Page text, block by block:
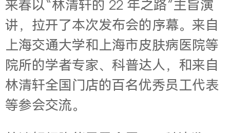
来春以“林清轩的 22 年之路”主旨演
讲，拉开了本次发布会的序幕。来自
上海交通大学和上海市皮肤病医院等
院所的学者专家、科普达人，和来自
林清轩全国门店的百名优秀员工代表
等参会交流。